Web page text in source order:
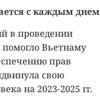
с каждым днем
в проведении
Вьетнаму
прав
свою
на 2023-2025 гг.